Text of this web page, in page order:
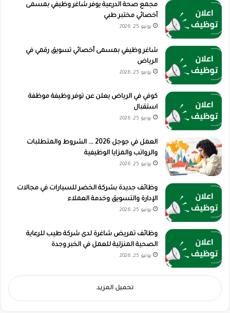
مجمع صحة الدرعية يوفر شاغر وظيفي بمسمى
أخصائي مختبر طبي
يونيو 25, 2026
شاغر وظيفي بمسمى أخصائي تسويق رقمي في
الرياض
يونيو 25, 2026
كوفي في الرياض يعلن عن توفر وظيفة موظفة
استقبال
يونيو 25, 2026
العمل في جوجل 2026 …. الشروط والمتطلبات
والرواتب والمزايا الوظيفية
يونيو 25, 2026
وظائف جديدة بشركة الخضر للسيارات في مجالات
الإدارة والتسويق وخدمة العملاء
يونيو 25, 2026
وظائف تمريض شاغرة لدى شركة طيب للرعاية
الصحية المنزلية للعمل في الخبر وجدة
يونيو 25, 2026
تحميل المزيد